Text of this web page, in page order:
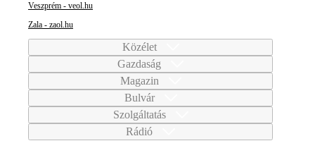
Veszprém - veol.hu
Zala - zaol.hu
Közélet
Gazdaság
Magazin
Bulvár
Szolgáltatás
Rádió